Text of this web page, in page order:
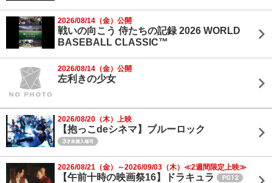
2026/08/14（金）公開
戦いの向こう 侍たちの記録 2026 WORLD
BASEBALL CLASSIC™
2026/08/14（金）公開
左利きの少女
2026/08/20（木）上映
【抱っこdeシネマ】ブルーロック
2026/08/21（金）～2026/09/03（木）≪2週間限定上映≫
【午前十時の映画祭16】ドラキュラ